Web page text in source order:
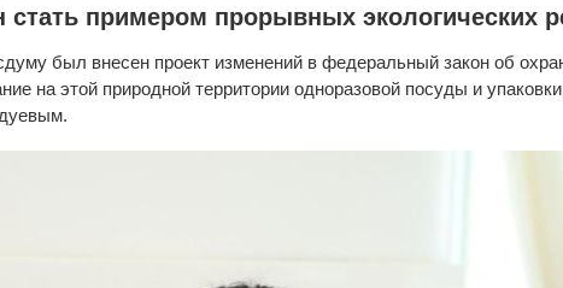
стать примером прорывных
был внесен проект изменений в федеральный закон об
на этой природной территории одноразовой посуды и